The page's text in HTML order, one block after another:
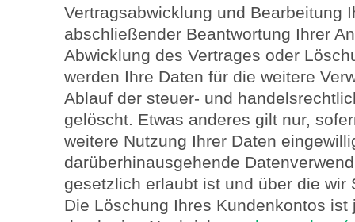
Vertragsabwicklung und Bearbeitung
abschließender Beantwortung Ihrer
Abwicklung des Vertrages oder
werden Ihre Daten für die weitere
Ablauf der steuer- und
gelöscht. Etwas anderes gilt nur,
weitere Nutzung Ihrer Daten
darüberhinausgehende
gesetzlich erlaubt ist und über die wir
Die Löschung Ihres Kundenkontos